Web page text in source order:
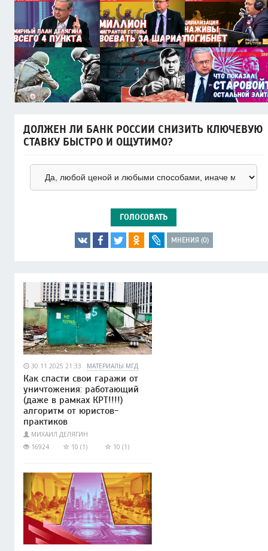
ДОЛЖЕН ЛИ БАНК РОССИИ СНИЗИТЬ КЛЮЧЕВУЮ
СТАВКУ БЫСТРО И ОЩУТИМО?
ГОЛОСОВАТЬ
МНЕНИЯ (0)
30.11.2025 21:33 МАТЕРИАЛЫ МГД
Как спасти свои гаражи от
уничтожения: работающий
(даже в рамках КРТ!!!!)
алгоритм от юристов-
практиков
МИХАИЛ ДЕЛЯГИН
16924
10 (1) 10 (1)